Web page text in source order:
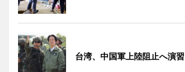
台湾、中国軍上陸阻止へ演習